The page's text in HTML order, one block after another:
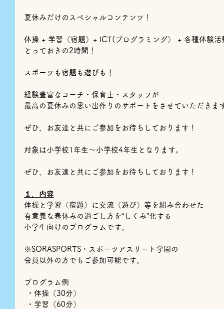
夏休みだけのスペシャルコンテンツ！
体操 + 学習（宿題）+ ICT(プログラミング） + 各種体験活
とっておきの2時間！
スポーツも宿題も遊びも！
経験豊富なコーチ・保育士・スタッフが
最高の夏休みの思い出作りのサポートをさせていただきま
ぜひ、お友達と共にご参加をお待ちしております！
対象は小学校1年生～小学校4年生となります。
ぜひ、お友達と共にご参加をお待ちしております！
１．内容
体操と学習（宿題）に交流（遊び）等を組み合わせた
有意義な春休みの過ごし方を“しくみ”化する
小学生向けのプログラムです。
※SORASPORTS・スポーツアスリート学園の
会員以外の方でもご参加可能です。
プログラム例
・体操（30分）
・学習（60分）